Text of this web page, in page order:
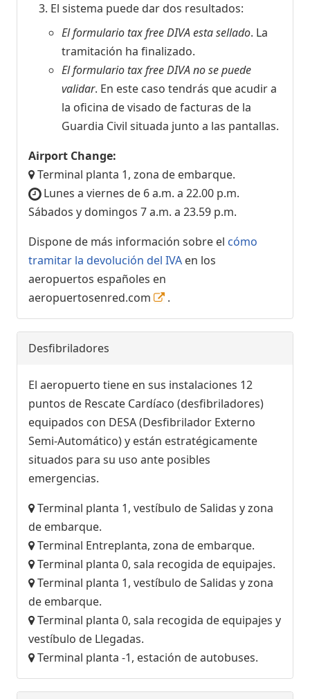
El sistema puede dar dos resultados:
El formulario tax free DIVA esta sellado. La
tramitación ha finalizado.
El formulario tax free DIVA no se puede
validar. En este caso tendrás que acudir a
la oficina de visado de facturas de la
Guardia Civil situada junto a las pantallas.
Airport Change:
Terminal planta 1, zona de embarque.
Lunes a viernes de 6 a.m. a 22.00 p.m.
Sábados y domingos 7 a.m. a 23.59 p.m.
Dispone de más información sobre el cómo
tramitar la devolución del IVA en los
aeropuertos españoles en
aeropuertosenred.com
.
Desfibriladores
El aeropuerto tiene en sus instalaciones 12
puntos de Rescate Cardíaco (desfibriladores)
equipados con DESA (Desfibrilador Externo
Semi-Automático) y están estratégicamente
situados para su uso ante posibles
emergencias.
Terminal planta 1, vestíbulo de Salidas y zona
de embarque.
Terminal Entreplanta, zona de embarque.
Terminal planta 0, sala recogida de equipajes.
Terminal planta 1, vestíbulo de Salidas y zona
de embarque.
Terminal planta 0, sala recogida de equipajes y
vestíbulo de Llegadas.
Terminal planta -1, estación de autobuses.